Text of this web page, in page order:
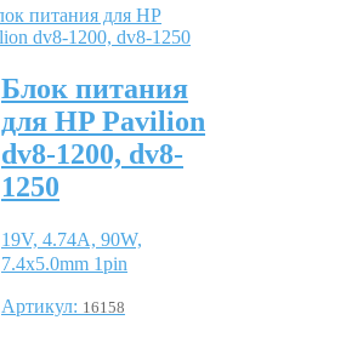
Блок питания
для HP Pavilion
dv8-1200, dv8-
1250
19V, 4.74A, 90W,
7.4x5.0mm 1pin
Артикул: 16158